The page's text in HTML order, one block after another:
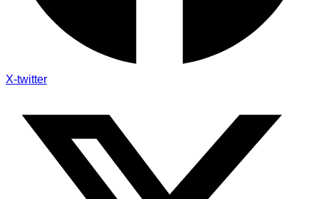
X-twitter